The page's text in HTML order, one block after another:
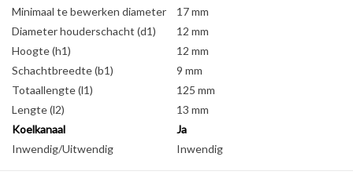
Minimaal te bewerken diameter
17 mm
Diameter houderschacht (d1)
12 mm
Hoogte (h1)
12 mm
Schachtbreedte (b1)
9 mm
Totaallengte (l1)
125 mm
Lengte (l2)
13 mm
Koelkanaal
Ja
Inwendig/Uitwendig
Inwendig